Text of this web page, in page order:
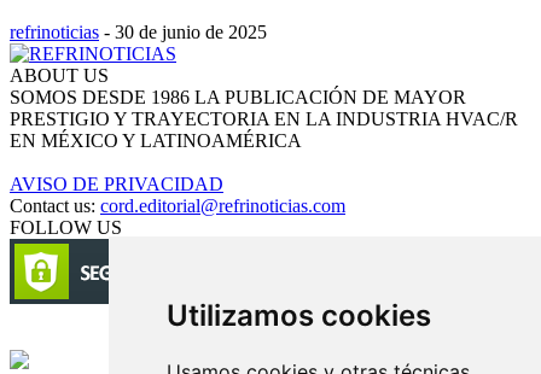
Utilizamos cookies
refrinoticias - 30 de junio de 2025
ABOUT US
SOMOS DESDE 1986 LA PUBLICACIÓN DE MAYOR
PRESTIGIO Y TRAYECTORIA EN LA INDUSTRIA HVAC/R
EN MÉXICO Y LATINOAMÉRICA
AVISO DE PRIVACIDAD
Contact us: cord.editorial@refrinoticias.com
FOLLOW US